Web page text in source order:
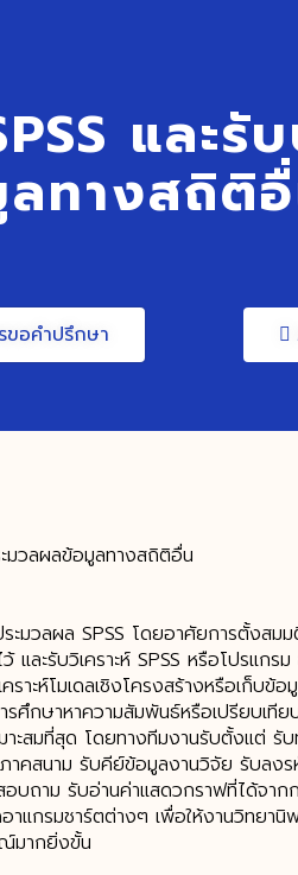
และรั
ทางสถิติ
ขอคำปรึกษา
มวลผลข้อมูลทางสถิติอื่น
ะมวลผล SPSS โดยอาศัยการตั้งสม
และรับวิเคราะห์ SPSS หรือโปรแก
ราะห์โมเดลเชิงโครงสร้างหรือเก็บข้
ศึกษาหาความสัมพันธ์หรือเปรียบเที
าะสมที่สุด โดยทางทีมงานรับตั้งแต่ รั
คสนาม รับคีย์ข้อมูลงานวิจัย รับลง
บถาม รับอ่านค่าแสดวกราฟที่ได้จากก
แกรมชาร์ตต่างๆ เพื่อให้งานวิทยา
มากยิ่งขั้น